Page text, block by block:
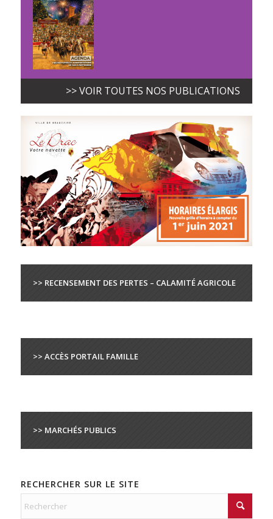
>> VOIR TOUTES NOS PUBLICATIONS
>> RECENSEMENT DES PERTES – CALAMITÉ AGRICOLE
>> ACCÈS PORTAIL FAMILLE
>> MARCHÉS PUBLICS
RECHERCHER SUR LE SITE